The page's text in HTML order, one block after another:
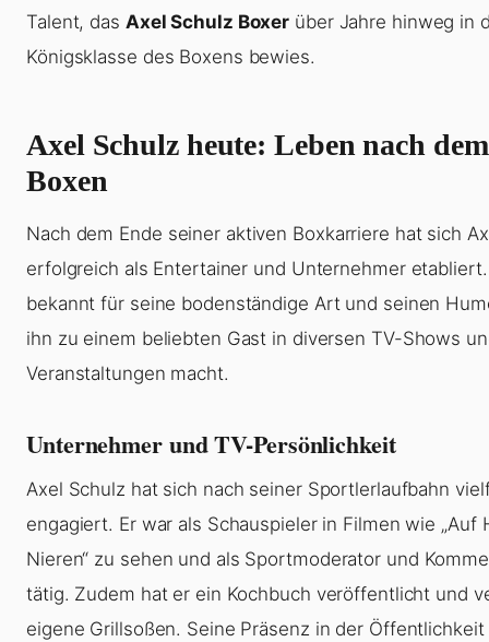
Talent, das Axel Schulz Boxer über Jahre hinweg in
Königsklasse des Boxens bewies.
Axel Schulz heute: Leben nach dem
Boxen
Nach dem Ende seiner aktiven Boxkarriere hat sich
erfolgreich als Entertainer und Unternehmer
bekannt für seine bodenständige Art und seinen
ihn zu einem beliebten Gast in diversen TV-Shows
Veranstaltungen macht.
Unternehmer und TV-Persönlichkeit
Axel Schulz hat sich nach seiner Sportlerlaufbahn
engagiert. Er war als Schauspieler in Filmen wie „Auf
Nieren“ zu sehen und als Sportmoderator und
tätig. Zudem hat er ein Kochbuch veröffentlicht und
eigene Grillsoßen. Seine Präsenz in der